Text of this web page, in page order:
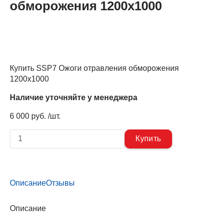
обморожения 1200х1000
Купить SSP7 Ожоги отравления обморожения
1200х1000
Наличие уточняйте у менеджера
6 000 руб. /шт.
ОписаниеОтзывы
Описание